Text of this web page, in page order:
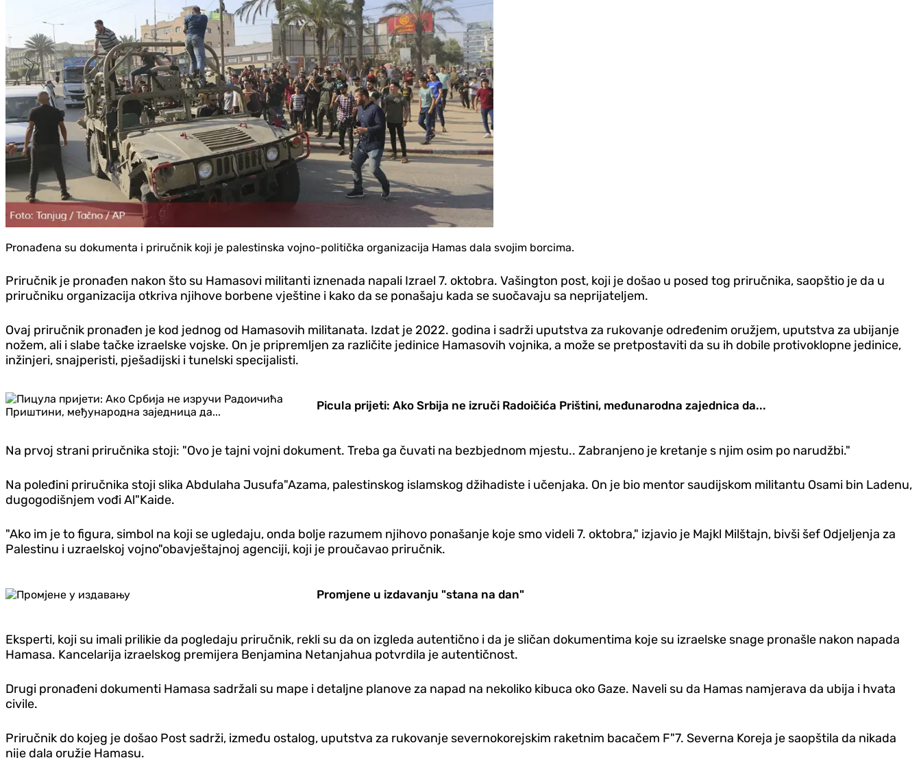
Pronađena su dokumenta i priručnik koji je palestinska vojno-politička organizacija Hamas dala svojim borcima.
Priručnik je pronađen nakon što su Hamasovi militanti iznenada napali Izrael 7. oktobra. Vašington post, koji je došao u posed tog priručnika, saopštio je da u
priručniku organizacija otkriva njihove borbene vještine i kako da se ponašaju kada se suočavaju sa neprijateljem.
Ovaj priručnik pronađen je kod jednog od Hamasovih militanata. Izdat je 2022. godina i sadrži uputstva za rukovanje određenim oružjem, uputstva za ubijanje
nožem, ali i slabe tačke izraelske vojske. On je pripremljen za različite jedinice Hamasovih vojnika, a može se pretpostaviti da su ih dobile protivoklopne jedinice,
inžinjeri, snajperisti, pješadijski i tunelski specijalisti.
Picula prijeti: Ako Srbija ne izruči Radoičića Prištini, međunarodna zajednica da...
Na prvoj strani priručnika stoji: "Ovo je tajni vojni dokument. Treba ga čuvati na bezbjednom mjestu.. Zabranjeno je kretanje s njim osim po narudžbi."
Na poleđini priručnika stoji slika Abdulaha Jusufa"Azama, palestinskog islamskog džihadiste i učenjaka. On je bio mentor saudijskom militantu Osami bin Ladenu,
dugogodišnjem vođi Al"Kaide.
"Ako im je to figura, simbol na koji se ugledaju, onda bolje razumem njihovo ponašanje koje smo videli 7. oktobra," izjavio je Majkl Milštajn, bivši šef Odjeljenja za
Palestinu i uzraelskoj vojno"obavještajnoj agenciji, koji je proučavao priručnik.
Promjene u izdavanju "stana na dan"
Eksperti, koji su imali prilikie da pogledaju priručnik, rekli su da on izgleda autentično i da je sličan dokumentima koje su izraelske snage pronašle nakon napada
Hamasa. Kancelarija izraelskog premijera Benjamina Netanjahua potvrdila je autentičnost.
Drugi pronađeni dokumenti Hamasa sadržali su mape i detaljne planove za napad na nekoliko kibuca oko Gaze. Naveli su da Hamas namjerava da ubija i hvata
civile.
Priručnik do kojeg je došao Post sadrži, između ostalog, uputstva za rukovanje severnokorejskim raketnim bacačem F"7. Severna Koreja je saopštila da nikada
nije dala oružje Hamasu.